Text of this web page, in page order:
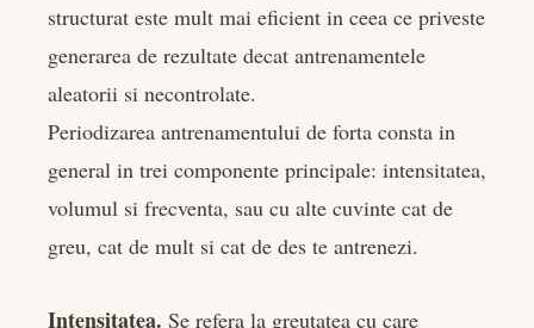
structurat este mult mai eficient in ceea ce priveste
generarea de rezultate decat antrenamentele
aleatorii si necontrolate.
Periodizarea antrenamentului de forta consta in
general in trei componente principale: intensitatea,
volumul si frecventa, sau cu alte cuvinte cat de
greu, cat de mult si cat de des te antrenezi.
Intensitatea. Se refera la greutatea cu care